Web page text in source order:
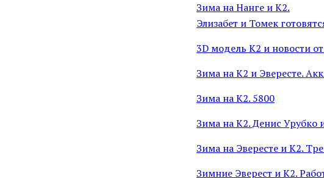
Зима на Нанге и К2.
Элизабет и Томек
3D модель К2 и новости
Зима на К2 и Эвересте.
Зима на К2. 5800
Зима на К2. Денис Урубко
Зима на Эвересте и К2.
Зимние Эверест и К2.